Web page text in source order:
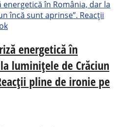
energetică în
luminițele de Crăciun
pline de ironie pe